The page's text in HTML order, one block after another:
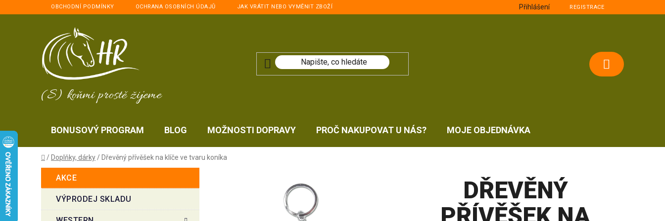
na
OBCHODNÍ PODMÍNKY OCHRANA OSOBNÍCH ÚDAJŮ JAK VRÁTIT NEBO VYMĚNIT ZBOŽÍ Přihlášení REGISTRACE
(S) koňmi prostě žijeme
NÁKUPNÍ
BONUSOVÝ PROGRAM BLOG MOŽNOSTI DOPRAVY PROČ NAKUPOVAT U NÁS? MOJE OBJEDNÁVKA
Domů
/ Doplňky, dárky / Dřevěný přívěšek na klíče ve tvaru koníka
o
t
kategorie
AKCE
VÝPRODEJ SKLADU
DŘEVĚNÝ